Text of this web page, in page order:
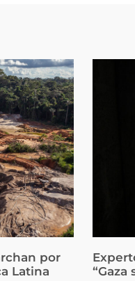
por
Latina
“Gaza